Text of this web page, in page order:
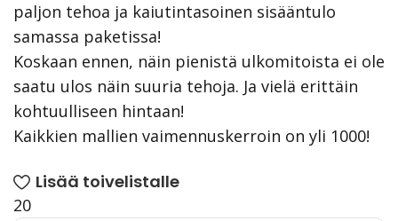
paljon tehoa ja kaiutintasoinen sisääntulo
samassa paketissa!
Koskaan ennen, näin pienistä ulkomitoista ei ole
saatu ulos näin suuria tehoja. Ja vielä erittäin
kohtuulliseen hintaan!
Kaikkien mallien vaimennuskerroin on yli 1000!
Lisää toivelistalle
20